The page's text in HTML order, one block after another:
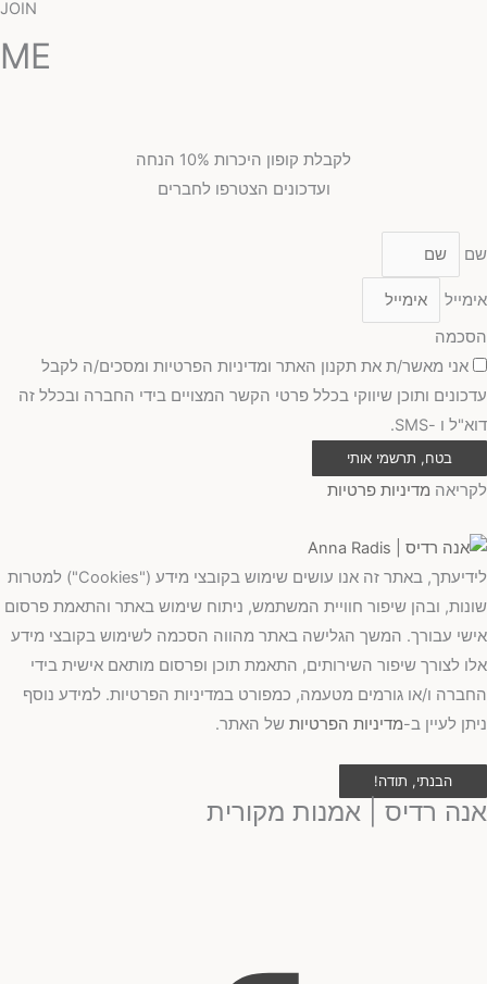
JOIN
ME
לקבלת קופון היכרות 10% הנחה
ועדכונים הצטרפו לחברים
שם
אימייל
הסכמה
אני מאשר/ת את תקנון האתר ומדיניות הפרטיות ומסכים/ה לקבל
עדכונים ותוכן שיווקי בכלל פרטי הקשר המצויים בידי החברה ובכלל זה
דוא"ל ו -SMS.
בטח, תרשמי אותי
לקריאה מדיניות פרטיות
לידיעתך, באתר זה אנו עושים שימוש בקובצי מידע ("Cookies") למטרות
שונות, ובהן שיפור חוויית המשתמש, ניתוח שימוש באתר והתאמת פרסום
אישי עבורך. המשך הגלישה באתר מהווה הסכמה לשימוש בקובצי מידע
אלו לצורך שיפור השירותים, התאמת תוכן ופרסום מותאם אישית בידי
החברה ו/או גורמים מטעמה, כמפורט במדיניות הפרטיות. למידע נוסף
ניתן לעיין ב-מדיניות הפרטיות של האתר.
הבנתי, תודה!
אנה רדיס | אמנות מקורית